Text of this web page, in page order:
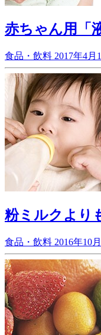
赤ちゃん用「
食品・飲料 2017年4月
粉ミルクより
食品・飲料 2016年10